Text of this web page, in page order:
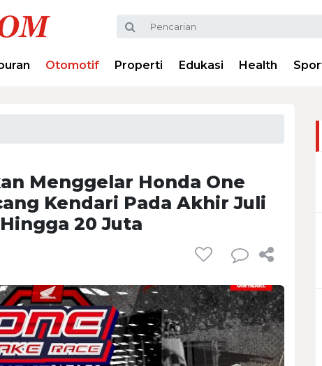
Otomotif Properti Edukasi Health
Menggelar Honda One
Kendari Pada Akhir Juli
20 Juta